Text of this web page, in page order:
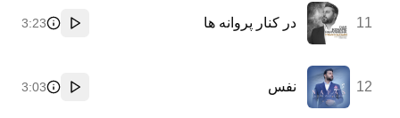
11 در کنار پروانه ها
پخش
3:23
12 نفس
پخش
3:03